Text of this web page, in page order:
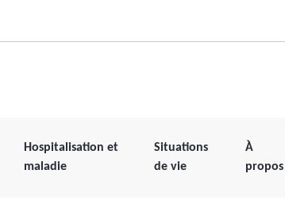
Hospitalisation et
maladie
Situations
de vie
À
propos